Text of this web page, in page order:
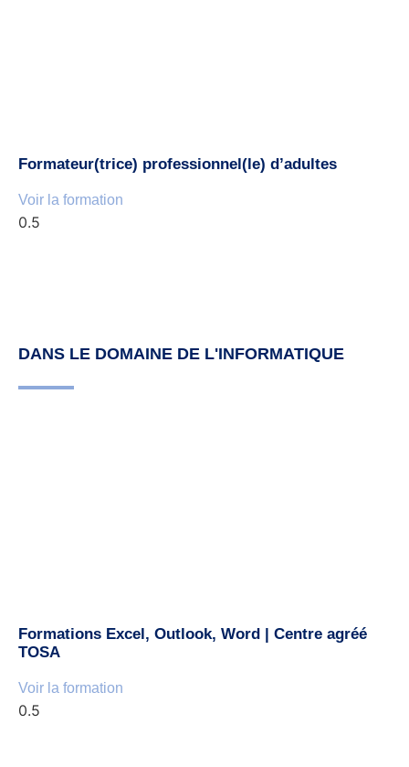
Formateur(trice) professionnel(le) d’adultes
Voir la formation
DANS LE DOMAINE DE L'INFORMATIQUE
Formations Excel, Outlook, Word | Centre agréé
TOSA
Voir la formation